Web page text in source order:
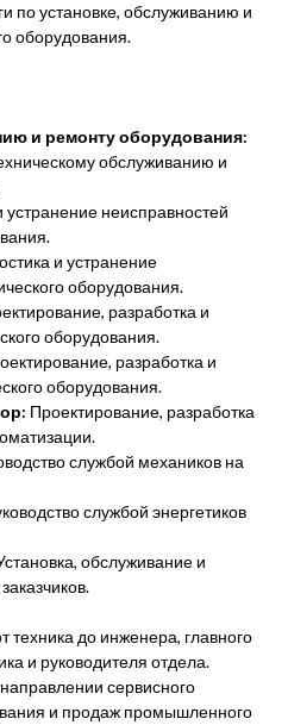
по установке, обслуживанию и
оборудования.
и ремонту оборудования:
обслуживанию и
устранение неисправностей
и устранение
оборудования.
разработка и
оборудования.
разработка и
оборудования.
Проектирование, разработка
службой механиков на
службой энергетиков
обслуживание и
техника до инженера, главного
и руководителя отдела.
сервисного
и продаж промышленного